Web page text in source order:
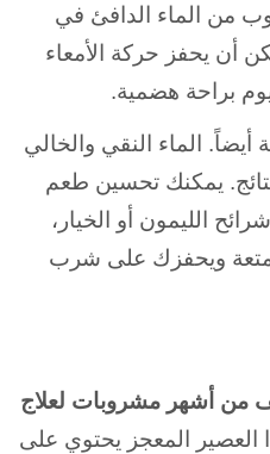
من الماء الدافئ في
أن يحفز حركة الأمعاء
براحة هضمية.
الماء النقي والخالي
يمكنك تحسين طعم
الليمون أو الخيار،
متعة ويحفزك على شرب
من أشهر مشروبات لعلاج
العصير المعجز يحتوي على